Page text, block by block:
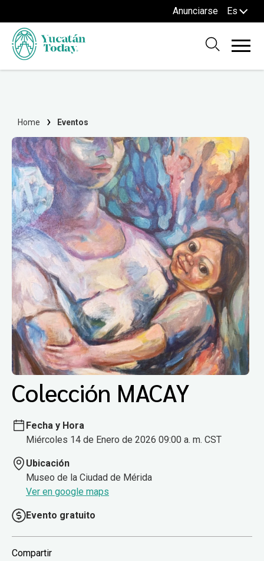
Anunciarse Es
Home Eventos
Colección MACAY
Fecha y Hora
Miércoles 14 de Enero de 2026 09:00 a. m. CST
Ubicación
Museo de la Ciudad de Mérida
Ver en google maps
Evento gratuito
Compartir